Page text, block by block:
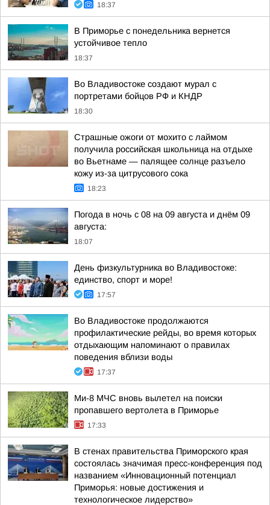
18:37
В Приморье с понедельника вернется
устойчивое тепло
18:37
Во Владивостоке создают мурал с
портретами бойцов РФ и КНДР
18:30
Страшные ожоги от мохито с лаймом
получила российская школьница на отдыхе
во Вьетнаме — палящее солнце разъело
кожу из-за цитрусового сока
18:23
Погода в ночь с 08 на 09 августа и днём 09
августа:
18:07
День физкультурника во Владивостоке:
единство, спорт и море!
17:57
Во Владивостоке продолжаются
профилактические рейды, во время которых
отдыхающим напоминают о правилах
поведения вблизи воды
17:37
Ми-8 МЧС вновь вылетел на поиски
пропавшего вертолета в Приморье
17:33
В стенах правительства Приморского края
состоялась значимая пресс-конференция под
названием «Инновационный потенциал
Приморья: новые достижения и
технологическое лидерство»